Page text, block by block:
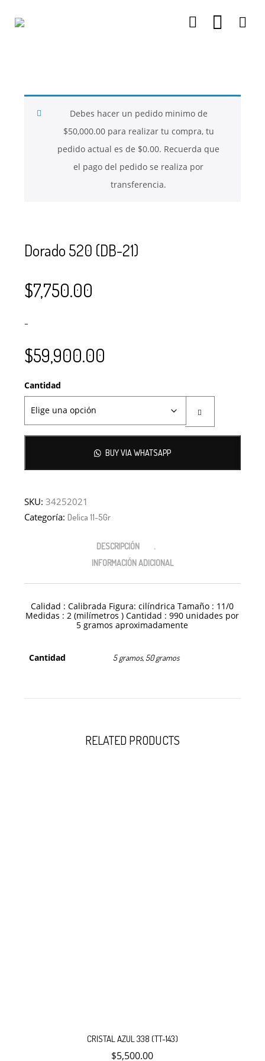
SE USAN PARA
BISUTERÍA Y
MOSTACILLA?
CURSOS
Debes hacer un pedido minimo de
$50,000.00para realizar tu compra, tu
pedido actual es de $0.00. Recuerda que
el pago del pedido se realiza por
transferencia.
Dorado 520 (DB-21)
$7,750.00
–
$59,900.00
Cantidad
BUY VIA WHATSAPP
SKU:34252021
Categoría:Delica 11-5Gr
DESCRIPCIÓN
INFORMACIÓN ADICIONAL
Calidad : Calibrada Figura: cilíndrica Tamaño : 11/0
Medidas : 2 (milímetros ) Cantidad : 990 unidades por
5 gramos aproximadamente
Cantidad 5 gramos, 50 gramos
RELATED PRODUCTS
CRISTAL AZUL 338 (TT-143)
$5,500.00